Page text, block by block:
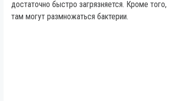
достаточно быстро загрязняется. Кроме того,
там могут размножаться бактерии.